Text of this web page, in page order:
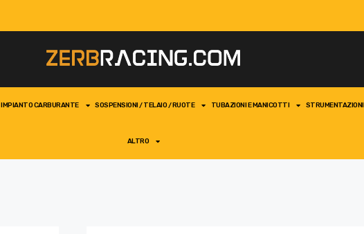
IMPIANTO CARBURANTE SOSPENSIONI / TELAIO / RUOTE TUBAZIONI E MANICOTTI STRUMENTAZIONI
ALTRO